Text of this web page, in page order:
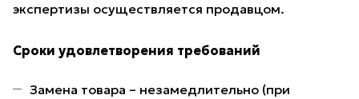
экспертизы осуществляется продавцом.
Сроки удовлетворения требований
Замена товара – незамедлительно (при